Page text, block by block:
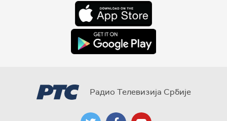
Радио Телевизија Србије